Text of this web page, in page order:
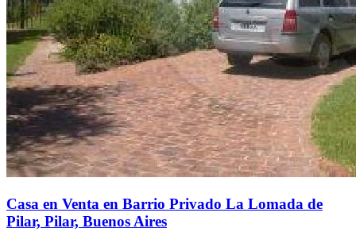
Casa en Venta en Barrio Privado La Lomada de
Pilar, Pilar, Buenos Aires